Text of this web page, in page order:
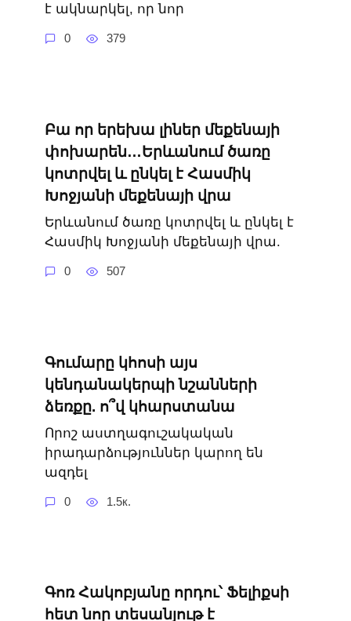
է ակնարկել, որ նոր
0 379
Բա որ երեխա լիներ մեքենայի
փոխարեն…Երևանում ծառը
կոտրվել և ընկել է Հասմիկ
Խոջյանի մեքենայի վրա
Երևանում ծառը կոտրվել և ընկել է
Հասմիկ Խոջյանի մեքենայի վրա.
0 507
Գումարը կհոսի այս
կենդանակերպի նշանների
ձեռքը. ո՞վ կհարստանա
Որոշ աստղագուշակական
իրադարձություններ կարող են
ազդել
0 1.5к.
Գոռ Հակոբյանը որդու՝ Ֆելիքսի
հետ նոր տեսանյութ է